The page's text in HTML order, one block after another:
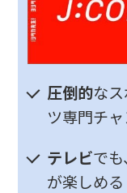
圧倒的なス
ツ専門チ
テレビでも、
が楽しめる